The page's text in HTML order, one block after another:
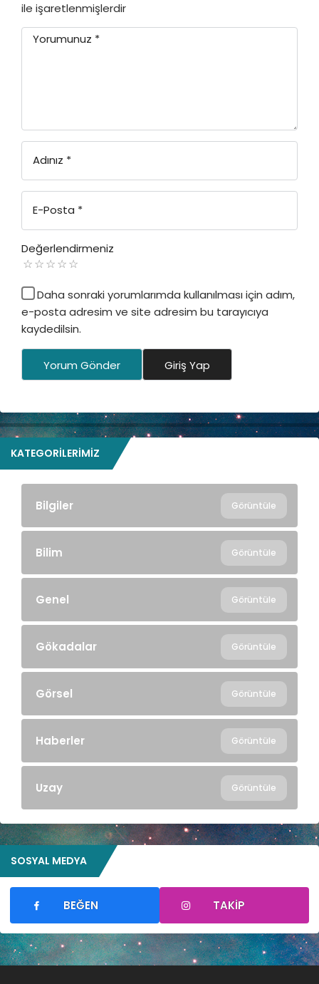
ile işaretlenmişlerdir
Yorumunuz *
Adınız *
E-Posta *
Değerlendirmeniz
Daha sonraki yorumlarımda kullanılması için adım,
e-posta adresim ve site adresim bu tarayıcıya
kaydedilsin.
Yorum Gönder Giriş Yap
KATEGORILERIMIZ
Bilgiler Görüntüle
Bilim Görüntüle
Genel Görüntüle
Gökadalar Görüntüle
Görsel Görüntüle
Haberler Görüntüle
Uzay Görüntüle
SOSYAL MEDYA
BEĞEN TAKIP